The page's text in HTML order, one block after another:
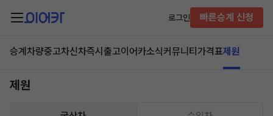
로그인 빠른승계 신청
승계차량중고차신차즉시출고이어카소식커뮤니티 가격표제원
제원